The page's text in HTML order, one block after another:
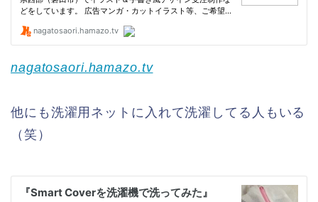
nagatosaori.hamazo.tv
他にも洗濯用ネットに入れて洗濯してる人もいる
（笑）